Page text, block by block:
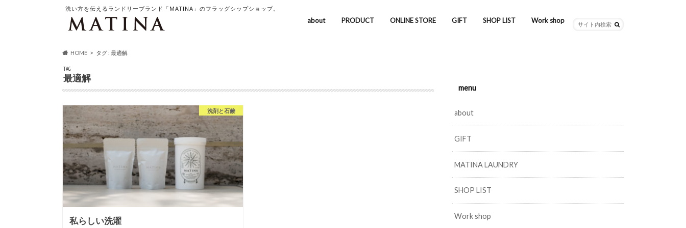
洗い方を伝えるランドリーブランド「MATINA」のフラッグシップショップ。
about PRODUCT ONLINE STORE GIFT SHOP LIST Work shop
HOME タグ : 最適解
TAG
最適解
洗剤と石鹸
私らしい洗濯
menu
about
GIFT
MATINA LAUNDRY
SHOP LIST
Work shop